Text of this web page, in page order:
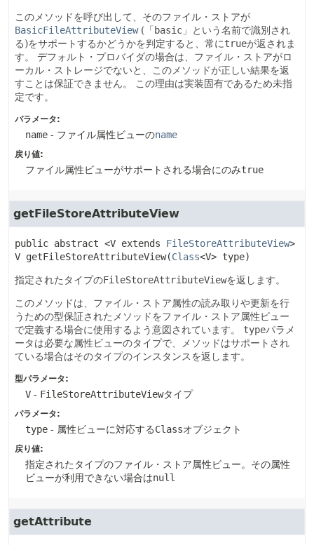
このメソッドを呼び出して、そのファイル・ストアが
BasicFileAttributeView(「 basic 」という名前で識別され
る)をサポートするかどうかを判定すると、常にtrueが返されま
す。
デフォルト・プロバイダの場合は、ファイル・ストアがロ
ーカル・ストレージでないと、このメソッドが正しい結果を返
すことは保証できません。
この理由は実装固有であるため未指
定です。
パラメータ:
name - ファイル属性ビューのname
戻り値:
ファイル属性ビューがサポートされる場合にのみtrue
getFileStoreAttributeView
public abstract <V extends FileStoreAttributeView>
V getFileStoreAttributeView(Class<V> type)
指定されたタイプのFileStoreAttributeViewを返します。
このメソッドは、ファイル・ストア属性の読み取りや更新を行
うための型保証されたメソッドをファイル・ストア属性ビュー
で定義する場合に使用するよう意図されています。
typeパラメ
ータは必要な属性ビューのタイプで、メソッドはサポートされ
ている場合はそのタイプのインスタンスを返します。
型パラメータ:
V - FileStoreAttributeViewタイプ
パラメータ:
type - 属性ビューに対応するClassオブジェクト
戻り値:
指定されたタイプのファイル・ストア属性ビュー。その属性
ビューが利用できない場合はnull
getAttribute